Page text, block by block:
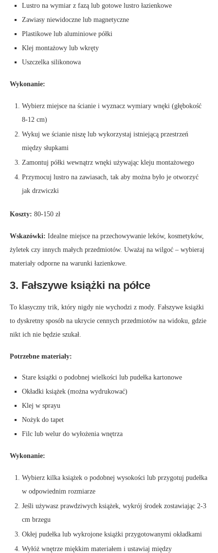
Lustro na wymiar z fazą lub gotowe lustro łazienkowe
Zawiasy niewidoczne lub magnetyczne
Plastikowe lub aluminiowe półki
Klej montażowy lub wkręty
Uszczelka silikonowa
Wykonanie:
Wybierz miejsce na ścianie i wyznacz wymiary wnęki (głębokość
8-12 cm)
Wykuj we ścianie niszę lub wykorzystaj istniejącą przestrzeń
między słupkami
Zamontuj półki wewnątrz wnęki używając kleju montażowego
Przymocuj lustro na zawiasach, tak aby można było je otworzyć
jak drzwiczki
Koszty: 80-150 zł
Wskazówki: Idealne miejsce na przechowywanie leków, kosmetyków,
żyletek czy innych małych przedmiotów. Uważaj na wilgoć – wybieraj
materiały odporne na warunki łazienkowe.
3. Fałszywe książki na półce
To klasyczny trik, który nigdy nie wychodzi z mody. Fałszywe książki
to dyskretny sposób na ukrycie cennych przedmiotów na widoku, gdzie
nikt ich nie będzie szukał.
Potrzebne materiały:
Stare książki o podobnej wielkości lub pudełka kartonowe
Okładki książek (można wydrukować)
Klej w sprayu
Nożyk do tapet
Filc lub welur do wyłożenia wnętrza
Wykonanie:
Wybierz kilka książek o podobnej wysokości lub przygotuj pudełka
w odpowiednim rozmiarze
Jeśli używasz prawdziwych książek, wykrój środek zostawiając 2-3
cm brzegu
Okłej pudełka lub wykrojone książki przygotowanymi okładkami
Wyłóż wnętrze miękkim materiałem i ustawiaj między